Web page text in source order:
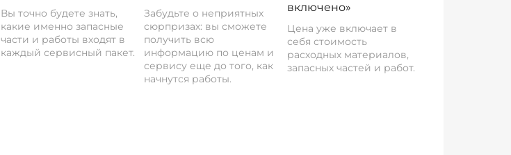
Вы точно будете знать,
какие именно запасные
части и работы входят в
каждый сервисный пакет.
Забудьте о неприятных
сюрпризах: вы сможете
получить всю
информацию по ценам и
сервису еще до того, как
начнутся работы.
включено»
Цена уже включает в
себя стоимость
расходных материалов,
запасных частей и работ.